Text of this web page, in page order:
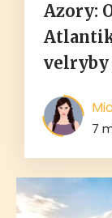
Azory:
velryby
7